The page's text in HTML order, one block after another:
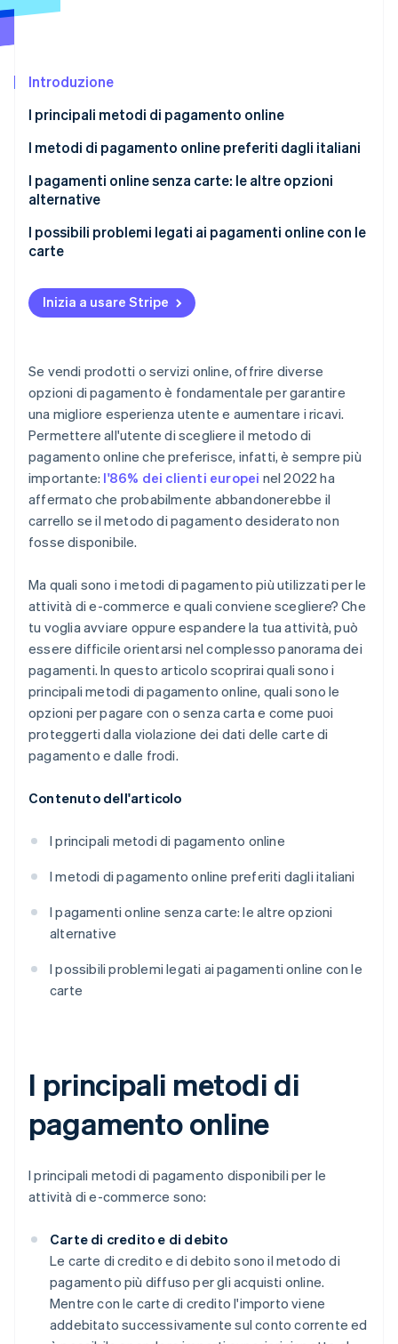
Scopri cosa ti aspetta
Atlas
Climate
Rimozione del carbonio
Verifica online dell'identità
Stripe Sessions 2026
Scopri come Stripe sta costruendo l'infrastruttura
Guarda ora
Introduzione
I principali metodi di pagamento online
I metodi di pagamento online preferiti dagli italiani
I pagamenti online senza carte: le altre opzioni
alternative
I possibili problemi legati ai pagamenti online con le
carte
Violazione dei dati delle carte di pagamento
Frodi con i pagamenti online con carta
Inizia a usare Stripe
Se vendi prodotti o servizi online, offrire diverse
opzioni di pagamento è fondamentale per garantire
una migliore esperienza utente e aumentare i ricavi.
Permettere all'utente di scegliere il metodo di
pagamento online che preferisce, infatti, è sempre più
importante: l'86% dei clienti europei nel 2022 ha
affermato che probabilmente abbandonerebbe il
carrello se il metodo di pagamento desiderato non
fosse disponibile.
Ma quali sono i metodi di pagamento più utilizzati per le
attività di e-commerce e quali conviene scegliere? Che
tu voglia avviare oppure espandere la tua attività, può
essere difficile orientarsi nel complesso panorama dei
pagamenti. In questo articolo scoprirai quali sono i
principali metodi di pagamento online, quali sono le
opzioni per pagare con o senza carta e come puoi
proteggerti dalla violazione dei dati delle carte di
pagamento e dalle frodi.
Contenuto dell'articolo
I principali metodi di pagamento online
I metodi di pagamento online preferiti dagli italiani
I pagamenti online senza carte: le altre opzioni
alternative
I possibili problemi legati ai pagamenti online con le
carte
I principali metodi di
pagamento online
I principali metodi di pagamento disponibili per le
attività di e-commerce sono:
Carte di credito e di debito
Le carte di credito e di debito sono il metodo di
pagamento più diffuso per gli acquisti online.
Mentre con le carte di credito l'importo viene
addebitato successivamente sul conto corrente ed